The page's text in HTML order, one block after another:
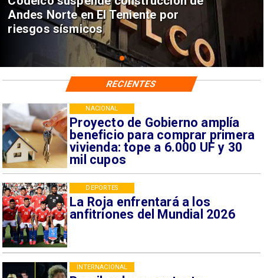
Andes Norte en El Teniente por
riesgos sísmicos
Proyecto de Gobierno amplía
beneficio para comprar primera
vivienda: tope a 6.000 UF y 30
mil cupos
NACIONAL
La Roja enfrentará a los
anfitriones del Mundial 2026
DEPORTES
INTERNACIONAL
RECIENTES